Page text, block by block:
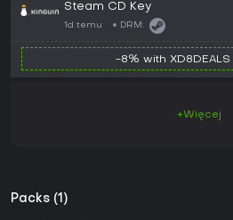
Steam CD Key
1d temu DRM:
-8% with XD8DEALS
+Więcej
Packs (1)